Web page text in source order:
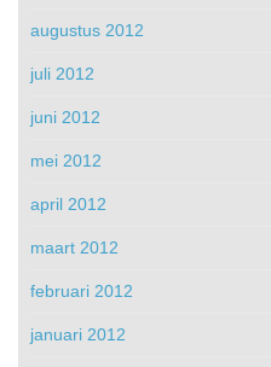
augustus 2012
juli 2012
juni 2012
mei 2012
april 2012
maart 2012
februari 2012
januari 2012